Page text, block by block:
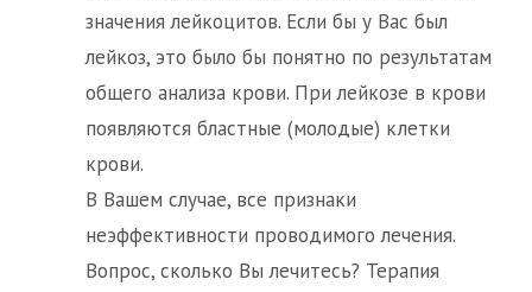
значения лейкоцитов. Если бы у Вас был
лейкоз, это было бы понятно по результатам
общего анализа крови. При лейкозе в крови
появляются бластные (молодые) клетки
крови.
В Вашем случае, все признаки
неэффективности проводимого лечения.
Вопрос, сколько Вы лечитесь? Терапия